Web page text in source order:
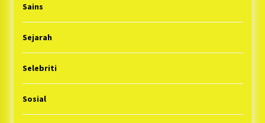
Sains
Sejarah
Selebriti
Sosial